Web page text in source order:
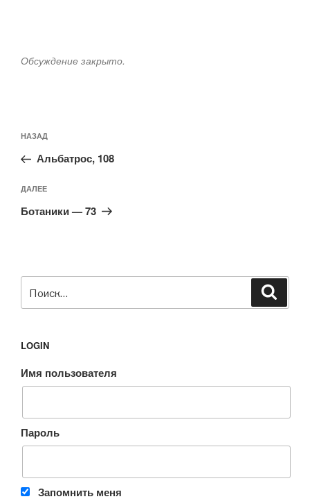
Обсуждение закрыто.
по
записям
Предыдущая
запись:
НАЗАД
Альбатрос, 108
Следующая
запись
ДАЛЕЕ
Ботаники — 73
LOGIN
Имя пользователя
Пароль
Запомнить меня